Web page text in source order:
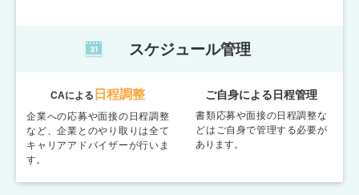
CAによる 日程調整
企業への応募や面接の日程調整
など、企業とのやり取りは全て
キャリアアドバイザーが行いま
す。
スケジュール管理
ご自身による日程管理
書類応募や面接の日程調整な
どはご自身で管理する必要が
あります。